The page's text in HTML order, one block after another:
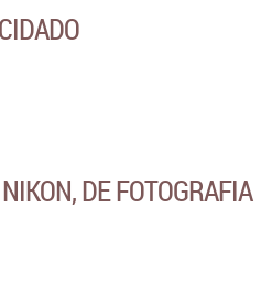
DE FOTOGRAFIA